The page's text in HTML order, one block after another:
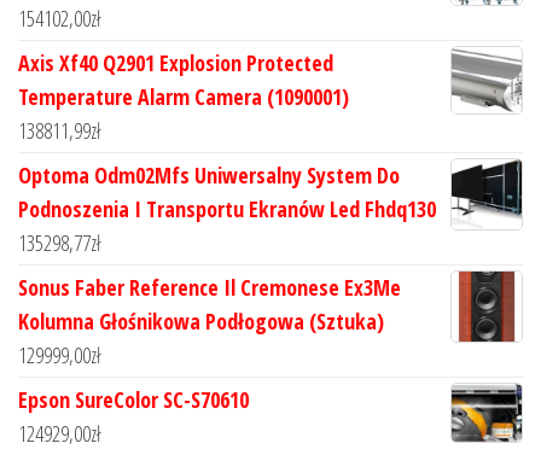
154102,00zł
Axis Xf40 Q2901 Explosion Protected
Temperature Alarm Camera (1090001)
138811,99zł
Optoma Odm02Mfs Uniwersalny System Do
Podnoszenia I Transportu Ekranów Led Fhdq130
135298,77zł
Sonus Faber Reference Il Cremonese Ex3Me
Kolumna Głośnikowa Podłogowa (Sztuka)
129999,00zł
Epson SureColor SC-S70610
124929,00zł